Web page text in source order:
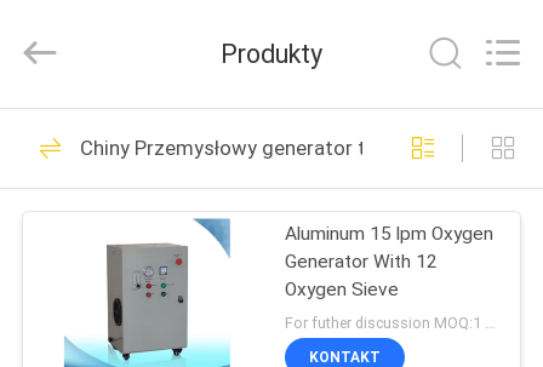
DOM
PRODUKTY
NAS
Rights
Duży generator
ozonu
55
Produkty
Chiny Przemysłowy generator tlenu
Aluminum 15 lpm Oxygen
Generator With 12
Oxygen Sieve
For futher discussion MOQ:1 set
KONTAKT